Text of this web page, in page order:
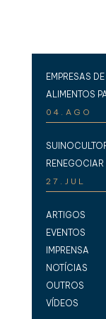
EMPRESAS
ALIMENTOS
04.AGO
27.JUL
ARTIGOS
EVENTOS
IMPRENSA
NOTÍCIAS
OUTROS
VÍDEOS